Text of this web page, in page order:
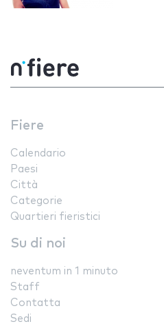
Fiere
Calendario
Paesi
Città
Categorie
Quartieri fieristici
Su di noi
neventum in 1 minuto
Staff
Contatta
Sedi